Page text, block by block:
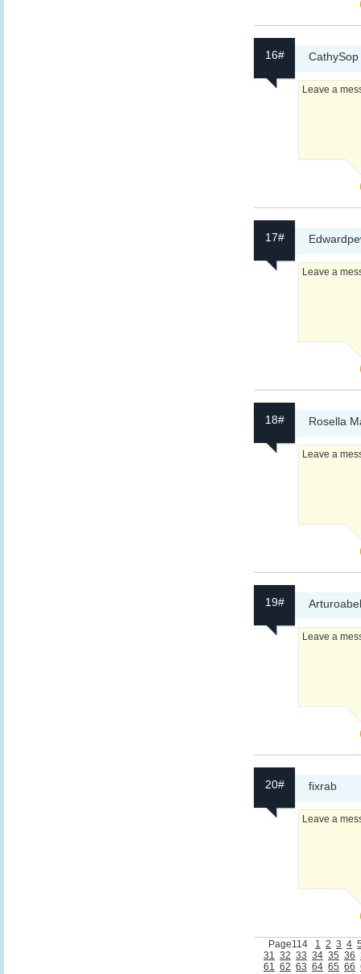
16# CathySop
Leave a
17#
Leave a
18# Rosella
Leave a
19#
Leave a
20# fixrab
Leave a
Page114 1 2 3 4
31 32 33 34 35 36
61 62 63 64 65 66